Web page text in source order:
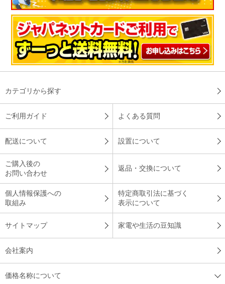
カテゴリから探す
ご利用ガイド よくある質問
配送について 設置について
ご購入後の
お問い合わせ
返品・交換について
個人情報保護への
取組み
特定商取引法に基づく
表示について
サイトマップ 家電や生活の豆知識
会社案内
価格名称について